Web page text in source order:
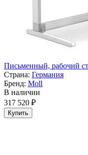
Письменный, рабочий
Страна: Германия
Бренд: Moll
В наличии
317 520 ₽
Купить